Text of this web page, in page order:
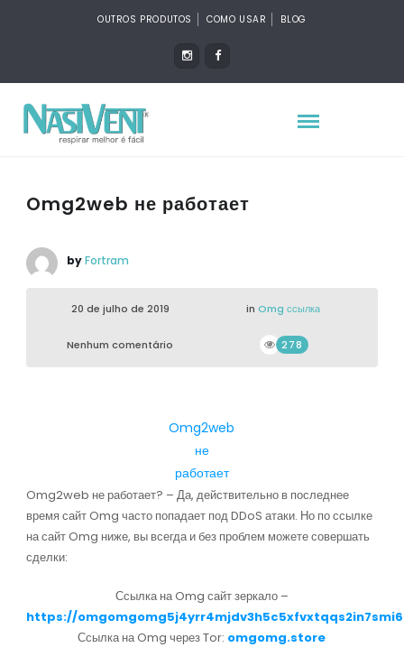
OUTROS PRODUTOS COMO USAR BLOG
Omg2web не работает
byFortram
20 de julho de 2019 in Omg ссылка
Nenhum comentário 278
Omg2web
не
работает
Omg2web не работает? – Да, действительно в последнее
время сайт Omg часто попадает под DDoS атаки. Но по ссылке
на сайт Omg ниже, вы всегда и без проблем можете совершать
сделки:
Ссылка на Omg сайт зеркало –
https://
Ссылка на Omg через Tor: omgomg.store